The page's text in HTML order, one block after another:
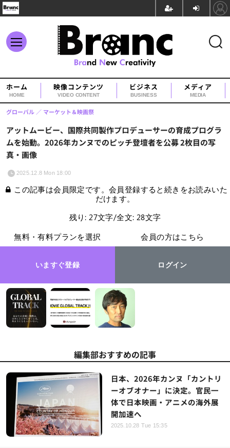
ホーム
HOME
映像コンテンツ
VIDEO CONTENT
ビジネス
BUSINESS
メディア
MEDIA
アットムービー、国際共同製作プロデューサーの育成プログラ
ムを始動。2026年カンヌでのピッチ登壇者を公募 2枚目の写
真・画像
グローバル マーケット＆映画祭
2025.12.8 Mon 18:00
この記事は会員限定です。会員登録すると続きをお読みいた
だけます。
残り: 27文字/全文: 28文字
無料・有料プランを選択
いますぐ登録
会員の方はこちら
ログイン
編集部おすすめの記事
日本、2026年カンヌ「カントリ
ーオブオナー」に決定。官民一
体で日本映画・アニメの海外展
開加速へ
2025.10.28 Tue 15:35